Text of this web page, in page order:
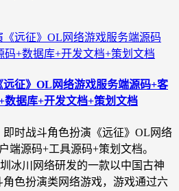
远征》OL网络游戏服务端源码+客
数据库+开发文档+策划文档
时战斗角色扮演《远征》OL网络
端源码+工具源码+策划文档。
圳冰川网络研发的一款以中国古神
色扮演类网络游戏，游戏通过六